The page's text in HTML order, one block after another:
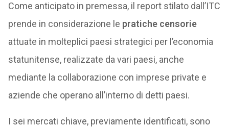
Come anticipato in premessa, il report stilato dall’ITC
prende in considerazione le pratiche censorie
attuate in molteplici paesi strategici per l’economia
statunitense, realizzate da vari paesi, anche
mediante la collaborazione con imprese private e
aziende che operano all’interno di detti paesi.
I sei mercati chiave, previamente identificati, sono